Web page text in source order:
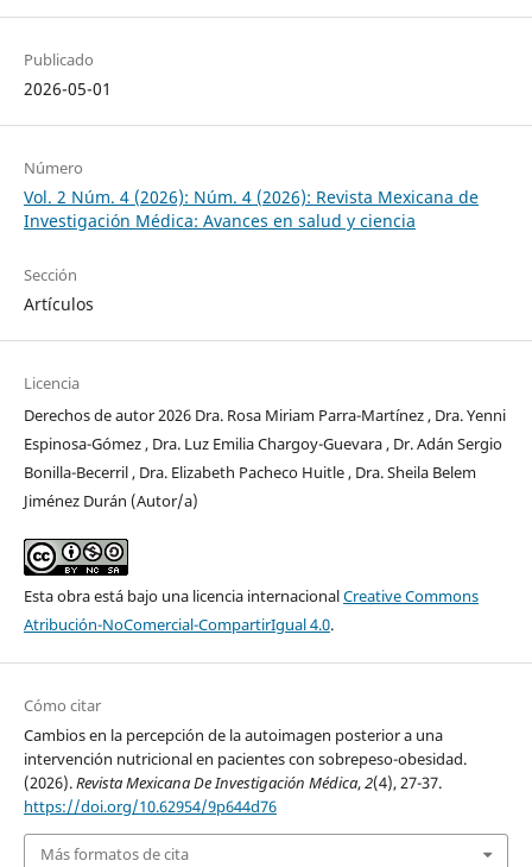
Publicado
2026-05-01
Número
Vol. 2 Núm. 4 (2026): Núm. 4 (2026): Revista Mexicana de
Investigación Médica: Avances en salud y ciencia
Sección
Artículos
Licencia
Derechos de autor 2026 Dra. Rosa Miriam Parra-Martínez , Dra. Yenni
Espinosa-Gómez , Dra. Luz Emilia Chargoy-Guevara , Dr. Adán Sergio
Bonilla-Becerril , Dra. Elizabeth Pacheco Huitle , Dra. Sheila Belem
Jiménez Durán (Autor/a)
Esta obra está bajo una licencia internacionalCreative Commons
Atribución-NoComercial-CompartirIgual 4.0.
Cómo citar
Cambios en la percepción de la autoimagen posterior a una
intervención nutricional en pacientes con sobrepeso-obesidad.
(2026).Revista Mexicana De Investigación Médica,2(4), 27-37.
https://doi.org/10.62954/9p644d76
Más formatos de cita